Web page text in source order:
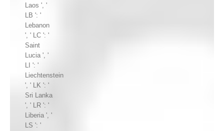
Laos ', '
LB ': '
Lebanon
', ' LC ': '
Saint
Lucia ', '
LI ': '
Liechtenstein
', ' LK ': '
Sri Lanka
', ' LR ': '
Liberia ', '
LS ': '